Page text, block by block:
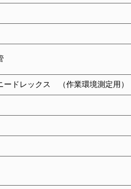
ドレックス （作業環境測定用）